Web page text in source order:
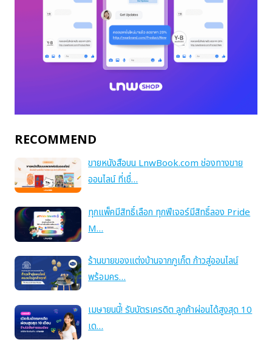
RECOMMEND
ขายหนังสือบน LnwBook.com ช่องทางขาย
ออนไลน์ ที่เชื่…
ทุกแพ็คมีสิทธิ์เลือก ทุกฟีเจอร์มีสิทธิ์ลอง Pride
M…
ร้านขายของแต่งบ้านจากภูเก็ต ก้าวสู่ออนไลน์
พร้อมคร…
เมษายนนี้! รับบัตรเครดิต ลูกค้าผ่อนได้สูงสุด 10
เด…